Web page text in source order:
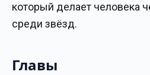
который делает человека
среди звёзд.
Главы